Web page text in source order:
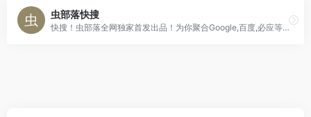
虫部落快搜
快搜！虫部落全网独家首发出品！为你聚合Google,百度,必应等国内外综合搜索和学术,资源,专业领域知识等垂直搜索。精准搜索,便捷交互！是你的网络搜索第一站！